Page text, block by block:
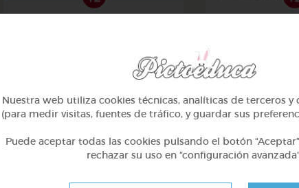
mayor
Nuestra web utiliza cookies técnicas, analíticas de terceros y
(para medir visitas, fuentes de tráfico, y guardar sus
Puede aceptar todas las cookies pulsando el botón
rechazar su uso en “configuración